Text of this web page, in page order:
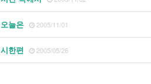
오늘은 2005/11/01
시한편 2005/05/26